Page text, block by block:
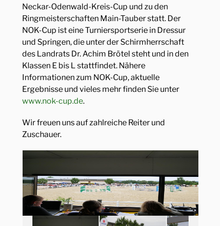
TERMINE
FÖRDERER UND SPONSOREN
KONTAKT
Neckar-Odenwald-Kreis-Cup und zu den
Ringmeisterschaften Main-Tauber statt. Der
NOK-Cup ist eine Turniersportserie in Dressur
und Springen, die unter der Schirmherrschaft
des Landrats Dr. Achim Brötel steht und in den
Klassen E bis L stattfindet. Nähere
Informationen zum NOK-Cup, aktuelle
Ergebnisse und vieles mehr finden Sie unter
www.nok-cup.de.
Wir freuen uns auf zahlreiche Reiter und
Zuschauer.